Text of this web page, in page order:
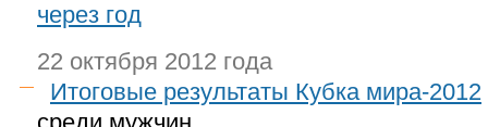
через год
22 октября 2012 года
Итоговые результаты Кубка мира-2012